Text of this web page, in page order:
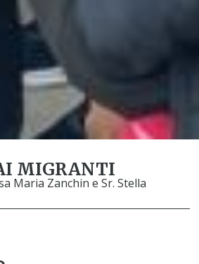
MIGRANTI
Maria Zanchin e Sr. Stella